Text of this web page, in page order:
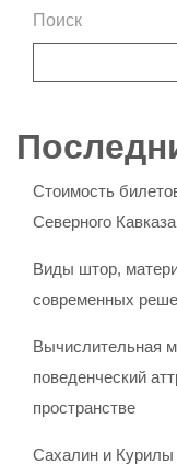
Поиск
Стоимость
Северного
Виды штор,
современных
Вычислительная
поведенческий
пространстве
Сахалин и Курилы